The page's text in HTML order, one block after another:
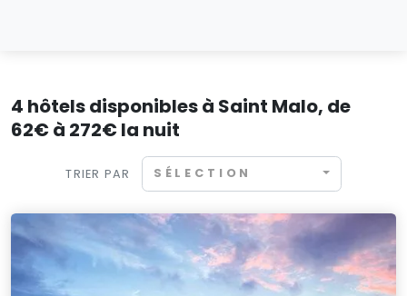
4 hôtels disponibles à Saint Malo, de
62€ à 272€ la nuit
TRIER PAR SÉLECTION